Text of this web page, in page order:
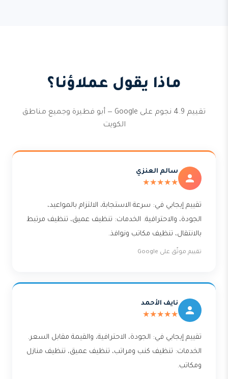
ماذا يقول عملاؤنا؟
تقييم 4.9 نجوم على Google — أبو فطيرة وجميع مناطق
الكويت
سالم العنزي
★★★★★
تقييم إيجابي في: سرعة الاستجابة، الالتزام بالمواعيد،
الجودة، والاحترافية. الخدمات: تنظيف عميق، تنظيف مرتبط
بالانتقال، تنظيف مكاتب ونوافذ.
تقييم موثّق على Google
نايف الأحمد
★★★★★
تقييم إيجابي في: الجودة، الاحترافية، والقيمة مقابل السعر.
الخدمات: تنظيف كنب ومراتب، تنظيف عميق، تنظيف منازل
ومكاتب.